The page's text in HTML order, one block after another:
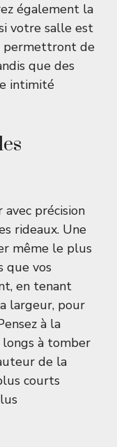
également la
votre salle est
permettront de
que des
intimité
avec précision
rideaux. Une
même le plus
que vos
en tenant
largeur, pour
à la
à tomber
de la
courts